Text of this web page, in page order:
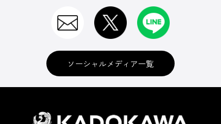
ソーシャルメディア一覧